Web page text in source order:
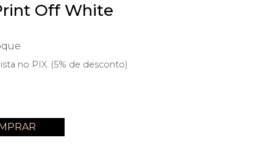
Off White
no PIX. (5% de desconto)